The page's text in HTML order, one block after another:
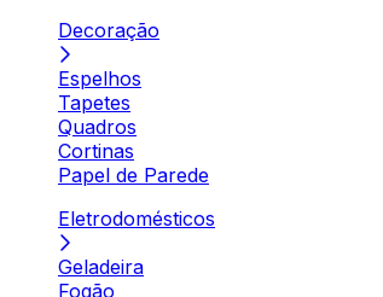
Decoração
Espelhos
Tapetes
Quadros
Cortinas
Papel de Parede
Eletrodomésticos
Geladeira
Fogão